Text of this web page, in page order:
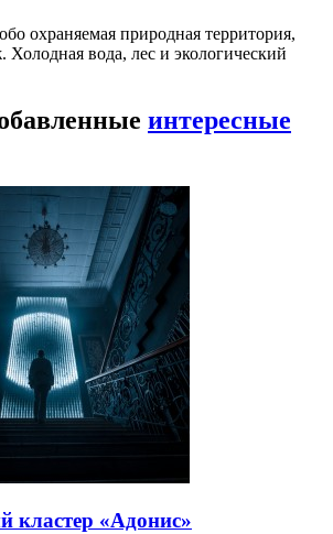
охраняемая природная территория,
Холодная вода, лес и экологический
интересные
кластер «Адонис»